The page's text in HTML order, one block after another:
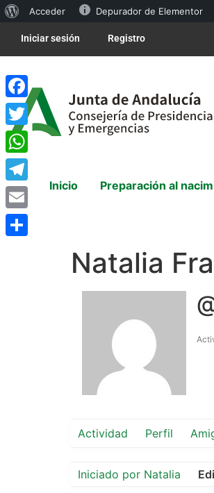
Acceder Depurador de Elementor
Iniciar sesión Registro
Inicio Preparación al
Natalia
Actividad Perfil
Iniciado por Natalia
Facebook
Twitter
WhatsApp
Telegram
Email